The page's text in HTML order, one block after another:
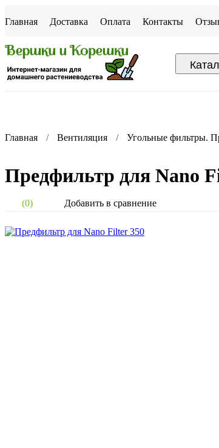
Главная Доставка Оплата Контакты
Главная Вентиляция Угольные фильтры.
Предфильтр для Nano
(0) Добавить в сравнение